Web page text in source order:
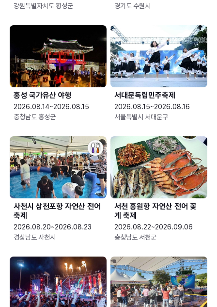
강원특별자치도 횡성군
경기도 수원시
홍성 국가유산 야행
2026.08.14~2026.08.15
충청남도 홍성군
서대문독립민주축제
2026.08.15~2026.08.16
서울특별시 서대문구
사천시 삼천포항 자연산 전어
축제
2026.08.20~2026.08.23
경상남도 사천시
서천 홍원항 자연산 전어 꽃
게 축제
2026.08.22~2026.09.06
충청남도 서천군